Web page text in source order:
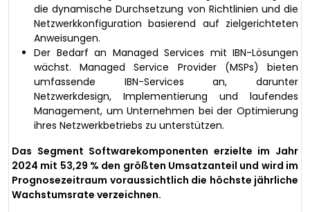
die dynamische Durchsetzung von Richtlinien und die
Netzwerkkonfiguration basierend auf zielgerichteten
Anweisungen.
Der Bedarf an Managed Services mit IBN-Lösungen
wächst. Managed Service Provider (MSPs) bieten
umfassende IBN-Services an, darunter
Netzwerkdesign, Implementierung und laufendes
Management, um Unternehmen bei der Optimierung
ihres Netzwerkbetriebs zu unterstützen.
Das Segment Softwarekomponenten erzielte im Jahr
2024 mit 53,29 % den größten Umsatzanteil und wird im
Prognosezeitraum voraussichtlich die höchste jährliche
Wachstumsrate verzeichnen.